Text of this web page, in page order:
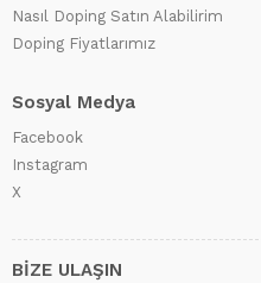
Nasıl Doping Satın Alabilirim
Doping Fiyatlarımız
Sosyal Medya
Facebook
Instagram
X
BİZE ULAŞIN